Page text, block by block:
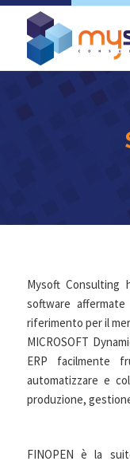
Mysoft
software
riferimento per il
MICROSOFT
ERP facilmente
automatizzare e
produzione,
FINOPEN è la